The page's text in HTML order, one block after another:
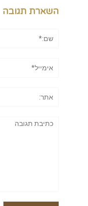
השארת תגובה